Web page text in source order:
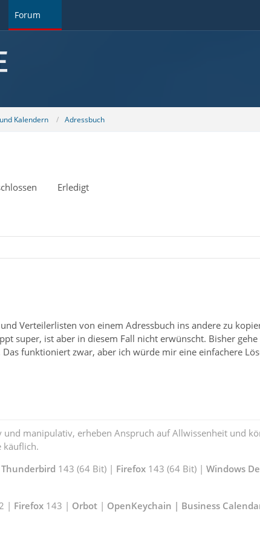
Forum
Kalendern Adressbuch
Erledigt
Verteilerlisten von einem Adressbuch ins andere zu
super, ist aber in diesem Fall nicht erwünscht. Bisher
funktioniert zwar, aber ich würde mir eine einfachere
manipulativ, erheben Anspruch auf Allwissenheit und
käuflich.
Thunderbird 143 (64 Bit) | Firefox143 (64 Bit) | Windows
| Firefox143 | Orbot| OpenKeychain | Business